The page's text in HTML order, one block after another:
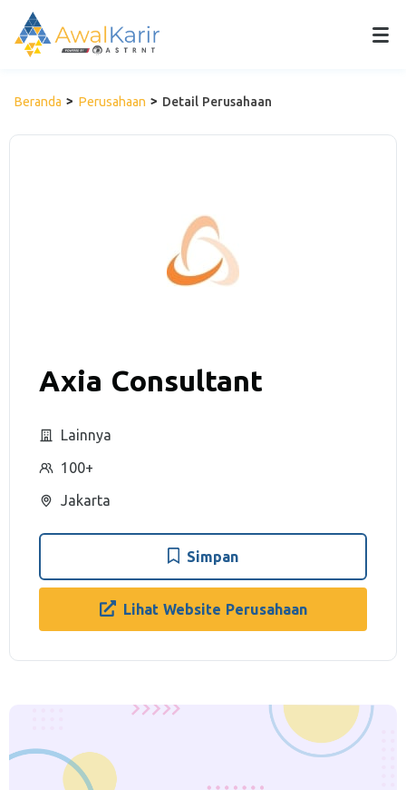
Beranda Perusahaan Detail Perusahaan
Axia Consultant
Lainnya
100+
Jakarta
Simpan
Lihat Website Perusahaan